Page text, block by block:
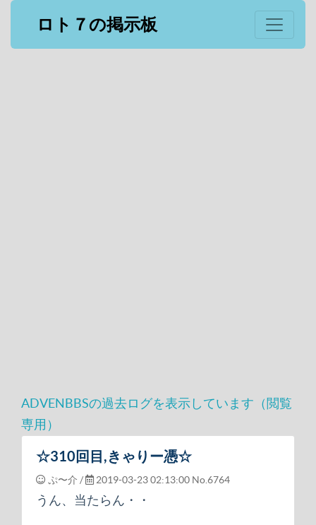
ロト７の掲示板
ADVENBBSの過去ログを表示しています（閲覧
専用）
☆310回目,きゃりー憑☆
ぷ〜介 / 2019-03-23 02:13:00 No.6764
うん、当たらん・・